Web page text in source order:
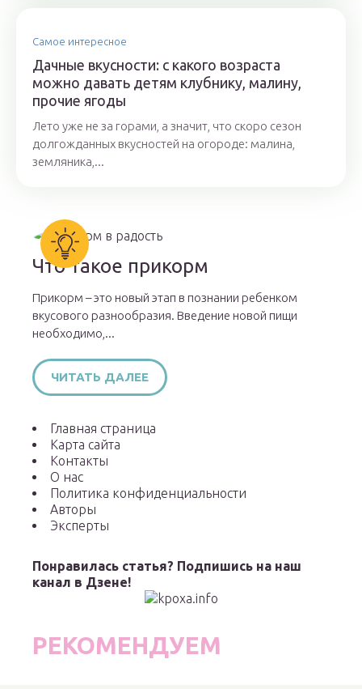
Самое интересное
Дачные вкусности: с какого возраста
можно давать детям клубнику, малину,
прочие ягоды
Лето уже не за горами, а значит, что скоро сезон
долгожданных вкусностей на огороде: малина,
земляника,...
Что такое прикорм
Прикорм – это новый этап в познании ребенком
вкусового разнообразия. Введение новой пищи
необходимо,...
ЧИТАТЬ ДАЛЕЕ
Главная страница
Карта сайта
Контакты
О нас
Политика конфиденциальности
Авторы
Эксперты
Понравилась статья? Подпишись на наш
канал в Дзене!
РЕКОМЕНДУЕМ